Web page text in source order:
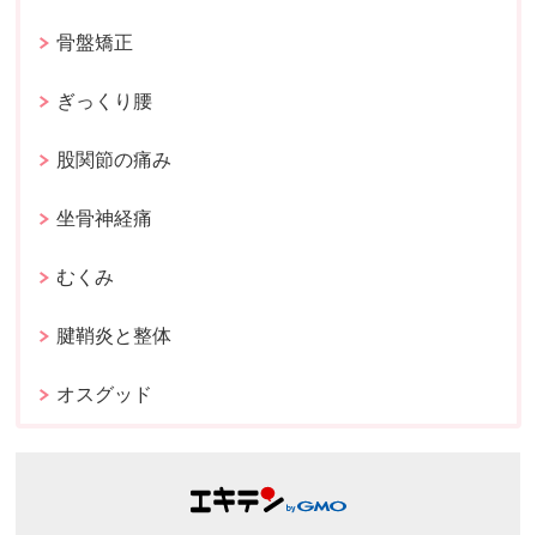
骨盤矯正
ぎっくり腰
股関節の痛み
坐骨神経痛
むくみ
腱鞘炎と整体
オスグッド